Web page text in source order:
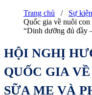
Trang chủ / Sự
Quốc gia về nuôi con
“Dinh dưỡng đủ đầy
HỘI NGHỊ
QUỐC GIA
SỮA MẸ VÀ